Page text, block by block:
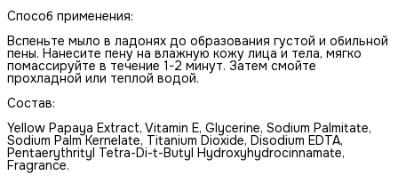
Способ применения:
Вспеньте мыло в ладонях до образования густой и обильной
пены. Нанесите пену на влажную кожу лица и тела, мягко
помассируйте в течение 1-2 минут. Затем смойте
прохладной или теплой водой.
Состав:
Yellow Papaya Extract, Vitamin E, Glycerine, Sodium Palmitate,
Sodium Palm Kernelate, Titanium Dioxide, Disodium EDTA,
Pentaerythrityl Tetra-Di-t-Butyl Hydroxyhydrocinnamate,
Fragrance.